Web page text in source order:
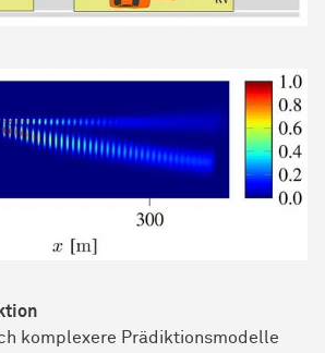
komplexere Prädiktionsmodelle